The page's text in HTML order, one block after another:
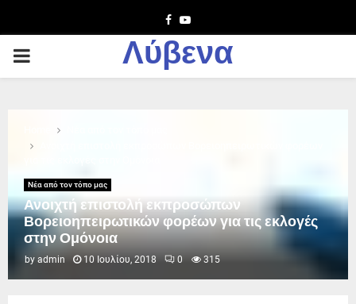
Facebook
Youtube
PRIMARY
Λύβενα
Νέα από τον τόπο μας
Ανοιχτή επιστολή εκπροσώπων
Βορειοηπειρωτικών φορέων για τις εκλογές
στην Ομόνοια
by admin 10 Ιουλίου, 2018 0 315